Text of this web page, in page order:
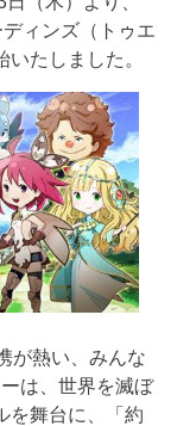
ィンズ（トゥエ
たしました。
が熱い、みんな
は、世界を滅ぼ
を舞台に、「約